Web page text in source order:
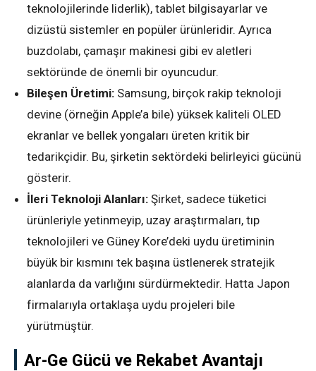
teknolojilerinde liderlik), tablet bilgisayarlar ve
dizüstü sistemler en popüler ürünleridir. Ayrıca
buzdolabı, çamaşır makinesi gibi ev aletleri
sektöründe de önemli bir oyuncudur.
Bileşen Üretimi: Samsung, birçok rakip teknoloji
devine (örneğin Apple’a bile) yüksek kaliteli OLED
ekranlar ve bellek yongaları üreten kritik bir
tedarikçidir. Bu, şirketin sektördeki belirleyici gücünü
gösterir.
İleri Teknoloji Alanları: Şirket, sadece tüketici
ürünleriyle yetinmeyip, uzay araştırmaları, tıp
teknolojileri ve Güney Kore’deki uydu üretiminin
büyük bir kısmını tek başına üstlenerek stratejik
alanlarda da varlığını sürdürmektedir. Hatta Japon
firmalarıyla ortaklaşa uydu projeleri bile
yürütmüştür.
Ar-Ge Gücü ve Rekabet Avantajı